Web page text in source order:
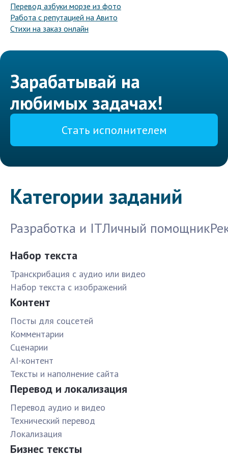
Перевод азбуки морзе из фото
Работа с репутацией на Авито
Стихи на заказ онлайн
Зарабатывай на
любимых задачах!
Стать исполнителем
Категории заданий
Разработка и ITЛичный помощник
Набор текста
Транскрибация с аудио или видео
Набор текста с изображений
Контент
Посты для соцсетей
Комментарии
Сценарии
AI-контент
Тексты и наполнение сайта
Перевод и локализация
Перевод аудио и видео
Технический перевод
Локализация
Бизнес тексты